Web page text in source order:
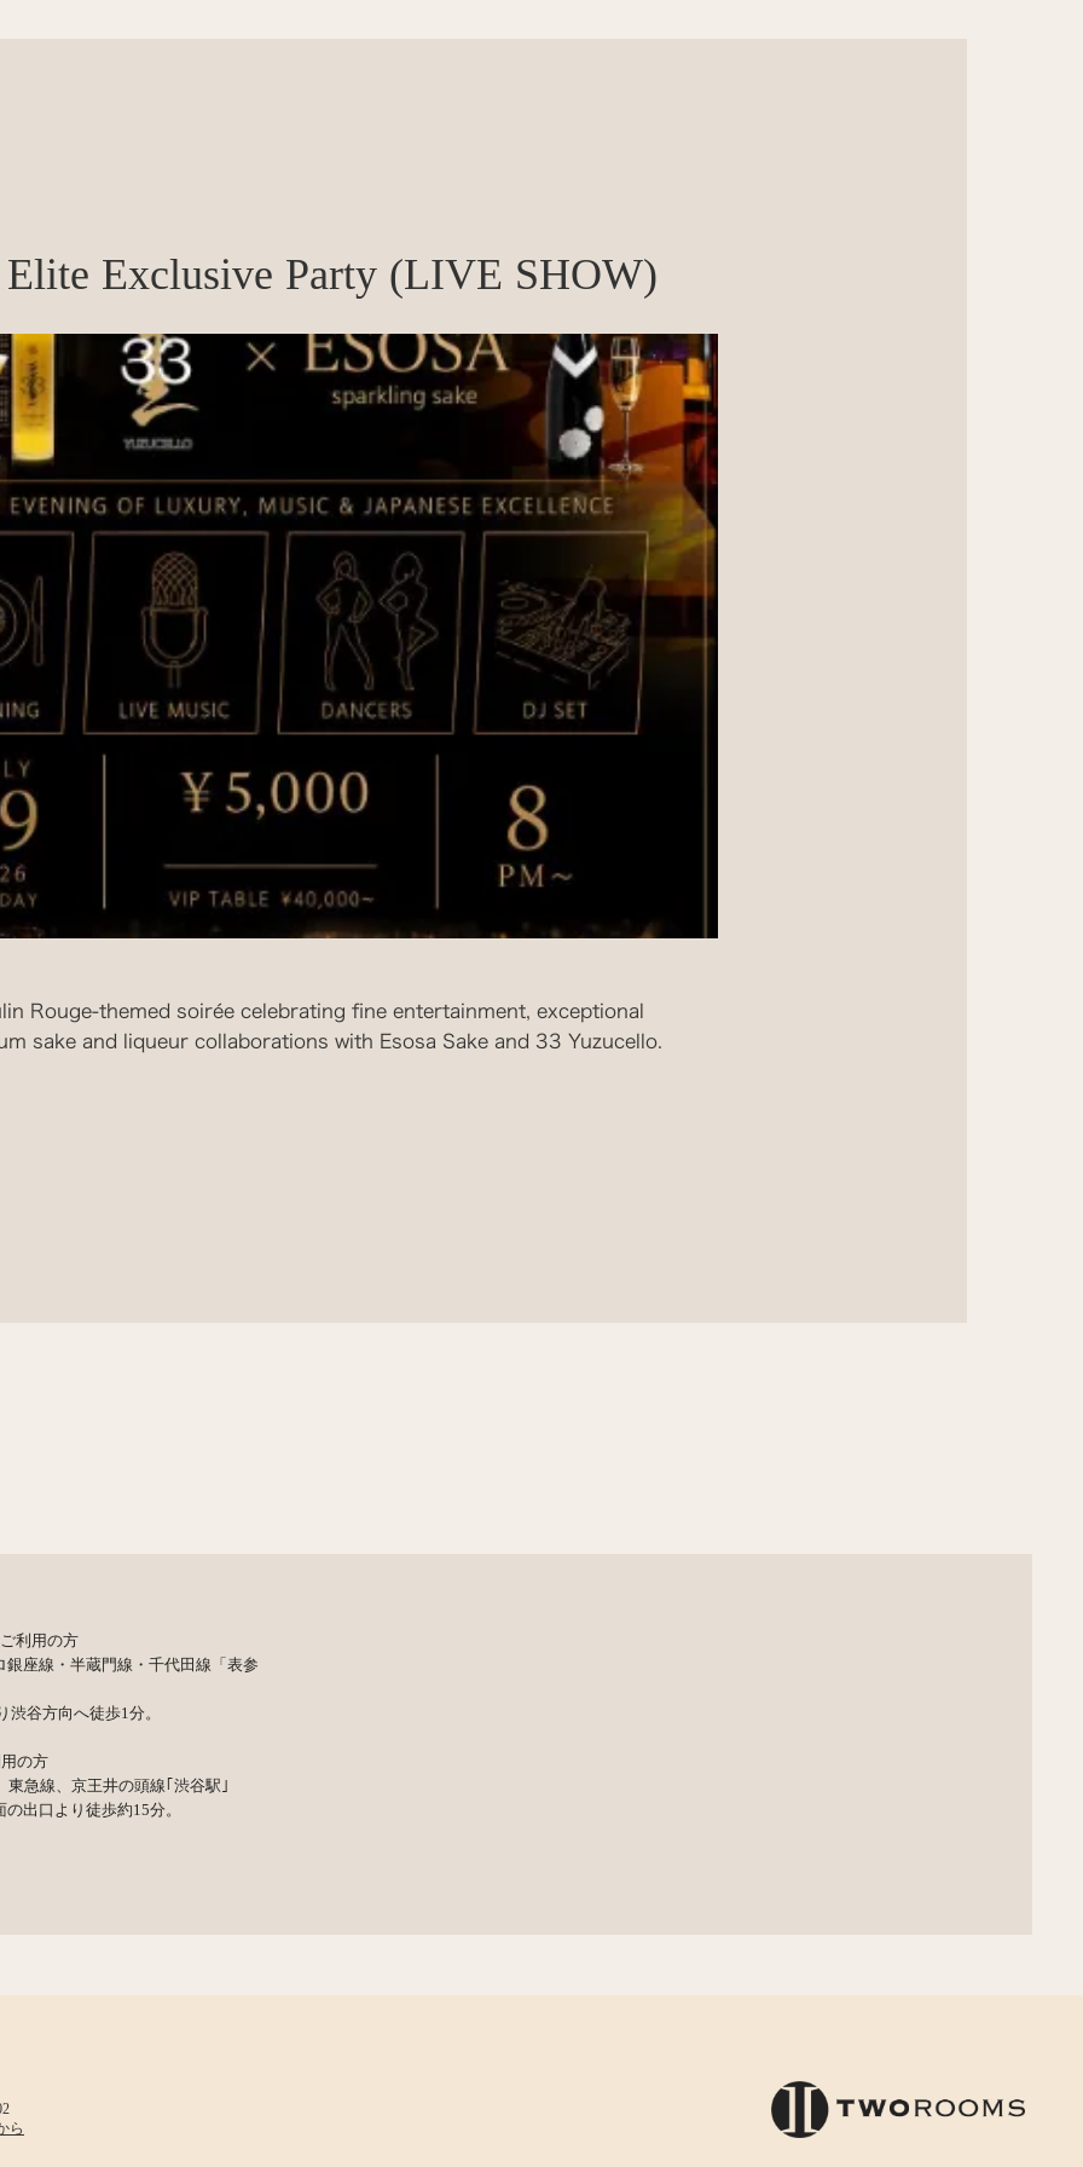
Exclusive Party (LIVE SHOW)
Rouge-themed soirée celebrating fine entertainment, exceptional
sake and liqueur collaborations with Esosa Sake and 33 Yuzucello.
利用の方
銀座線・半蔵門線・千代田線「表参
渋谷方向へ徒歩1分。
の方
東急線、京王井の頭線｢渋谷駅｣
の出口より徒歩約15分。
ら